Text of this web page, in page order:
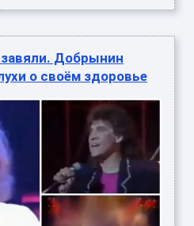
Добрынин
о своём здоровье